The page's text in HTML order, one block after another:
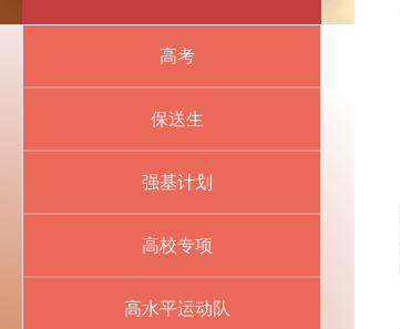
高考
保送生
强基计划
高校专项
高水平运动队